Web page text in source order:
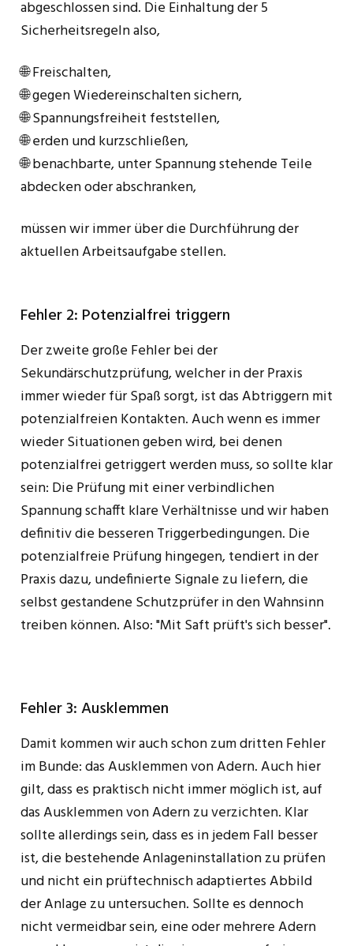
abgeschlossen sind. Die Einhaltung der 5
Sicherheitsregeln also,
🌐 Freischalten,
🌐 gegen Wiedereinschalten sichern,
🌐 Spannungsfreiheit feststellen,
🌐 erden und kurzschließen,
🌐 benachbarte, unter Spannung stehende Teile
abdecken oder abschranken,
müssen wir immer über die Durchführung der
aktuellen Arbeitsaufgabe stellen.
Fehler 2: Potenzialfrei triggern
Der zweite große Fehler bei der
Sekundärschutzprüfung, welcher in der Praxis
immer wieder für Spaß sorgt, ist das Abtriggern mit
potenzialfreien Kontakten. Auch wenn es immer
wieder Situationen geben wird, bei denen
potenzialfrei getriggert werden muss, so sollte klar
sein: Die Prüfung mit einer verbindlichen
Spannung schafft klare Verhältnisse und wir haben
definitiv die besseren Triggerbedingungen. Die
potenzialfreie Prüfung hingegen, tendiert in der
Praxis dazu, undefinierte Signale zu liefern, die
selbst gestandene Schutzprüfer in den Wahnsinn
treiben können. Also: "Mit Saft prüft's sich besser".
Fehler 3: Ausklemmen
Damit kommen wir auch schon zum dritten Fehler
im Bunde: das Ausklemmen von Adern. Auch hier
gilt, dass es praktisch nicht immer möglich ist, auf
das Ausklemmen von Adern zu verzichten. Klar
sollte allerdings sein, dass es in jedem Fall besser
ist, die bestehende Anlageninstallation zu prüfen
und nicht ein prüftechnisch adaptiertes Abbild
der Anlage zu untersuchen. Sollte es dennoch
nicht vermeidbar sein, eine oder mehrere Adern